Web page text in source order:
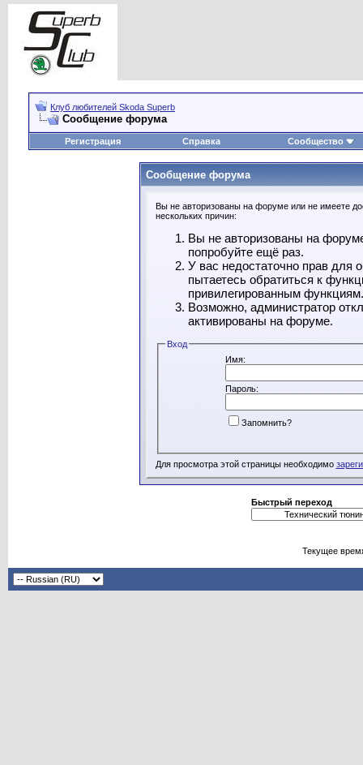
Клуб любителей Skoda Superb
Сообщение форума
Регистрация Справка Сообщество
Сообщение форума
Вы не авторизованы на форуме или не имеете
нескольких причин:
Вы не авторизованы на
попробуйте ещё раз.
У вас недостаточно прав для
пытаетесь обратиться к
привилегированным функциям.
Возможно, администратор
активированы на форуме.
Вход
Имя:
Пароль:
Запомнить?
Для просмотра этой страницы необходимо
Быстрый переход
Текущее